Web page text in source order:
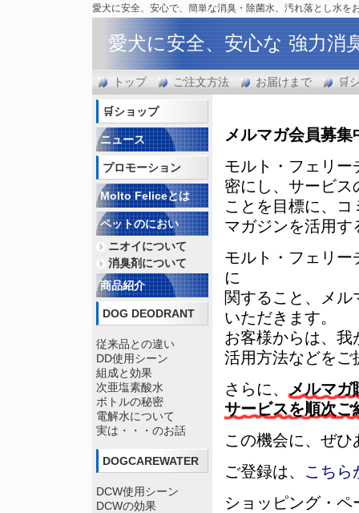
愛犬に安全、安心で、簡単な消臭・除菌水、汚れ落とし水を
愛犬に安全、安心な 強力
トップ ご注文方法 お届けまで 🛒
メルマガ会員募集
モルト・フェリ
密にし、サービス
ことを目標に、
マガジンを活用す
モルト・フェリ
に
関すること、
メル
いただきます。
お客様からは、
活用方法などをご
さらに、 メルマガ
サービスを順次ご
この機会に、ぜ
ご登録は、 こちら
ショッピング・
🛒ショップ
ニュース
プロモーション
Molto Feliceとは
ペットのにおい
ニオイについて
消臭剤について
商品紹介
DOG DEODRANT
従来品との違い
DD使用シーン
組成と効果
次亜塩素酸水
ボトルの秘密
電解水について
実は・・・のお話
DOGCAREWATER
DCW使用シーン
DCWの効果